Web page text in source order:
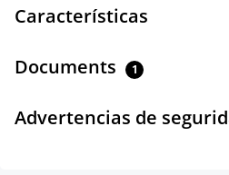
Características
Documents 1
Advertencias de